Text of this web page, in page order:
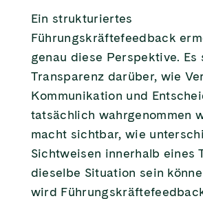
Ein strukturiertes
Führungskräftefeedback
genau diese Perspektive. Es
Transparenz darüber, wie
Kommunikation und
tatsächlich wahrgenommen
macht sichtbar, wie
Sichtweisen innerhalb eines
dieselbe Situation sein
wird